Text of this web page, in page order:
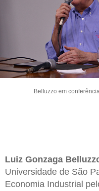
Belluzzo em
Luiz Gonzaga
Universidade de São
Economia Industrial